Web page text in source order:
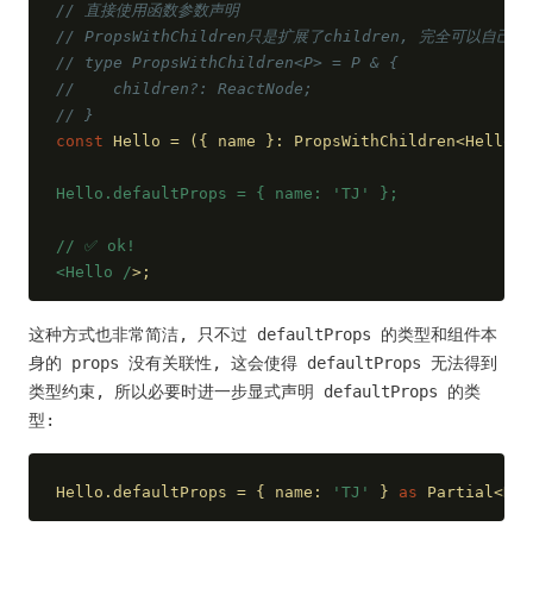
// 直接使用函数参数声明
// PropsWithChildren只是扩展了children, 完全可以自己声
// type PropsWithChildren<P> = P & {
//    children?: ReactNode;
// }
const Hello = ( { name }:
Hello.defaultProps = { name: 'TJ' };
// ✅ ok!
<Hello />;
这种方式也非常简洁, 只不过 defaultProps 的类型和组件本
身的 props 没有关联性, 这会使得 defaultProps 无法得到
类型约束, 所以必要时进一步显式声明 defaultProps 的类
型:
Hello.defaultProps = { name: 'TJ' } as